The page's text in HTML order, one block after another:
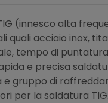
(innesco alta
quali acciaio inox,
tempo di
e precisa
e gruppo di
per la saldatura TIG.